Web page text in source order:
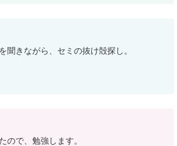
聞きながら、セミの抜け殻探し。
ので、勉強します。